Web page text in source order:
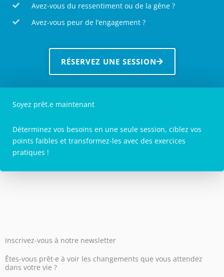
Avez-vous du ressentiment ou de la gêne ?
Avez-vous peur de l’engagement ?
RÉSERVEZ UNE SESSION
Soyez prêt.e maintenant
Déterminez vos besoins en une seule session, ciblez vos
points faibles et transformez-les avec des exercices
pratiques !
Inscrivez-vous à notre newsletter
Êtes-vous prêt·e à voir les changements que vous attendez
dans votre vie ?